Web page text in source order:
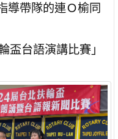
導帶隊的連Ｏ榆同
盃台語演講比賽」